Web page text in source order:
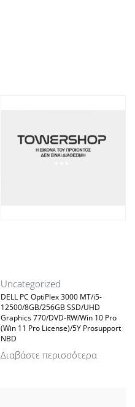
Uncategorized
DELL PC OptiPlex 3000 MT/i5-
12500/8GB/256GB SSD/UHD
Graphics 770/DVD-RW/Win 10 Pro
(Win 11 Pro License)/5Y Prosupport
NBD
Διαβάστε περισσότερα